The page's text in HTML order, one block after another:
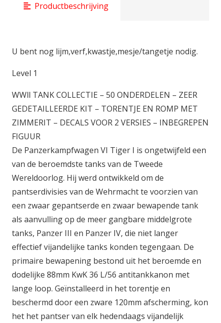
Productbeschrijving
U bent nog lijm,verf,kwastje,mesje/tangetje nodig.
Level 1
WWll TANK COLLECTIE – 50 ONDERDELEN – ZEER
GEDETAILLEERDE KIT – TORENTJE EN ROMP MET
ZIMMERIT – DECALS VOOR 2 VERSIES – INBEGREPEN
FIGUUR
De Panzerkampfwagen VI Tiger I is ongetwijfeld een
van de beroemdste tanks van de Tweede
Wereldoorlog. Hij werd ontwikkeld om de
pantserdivisies van de Wehrmacht te voorzien van
een zwaar gepantserde en zwaar bewapende tank
als aanvulling op de meer gangbare middelgrote
tanks, Panzer III en Panzer IV, die niet langer
effectief vijandelijke tanks konden tegengaan. De
primaire bewapening bestond uit het beroemde en
dodelijke 88mm KwK 36 L/56 antitankkanon met
lange loop. Geïnstalleerd in het torentje en
beschermd door een zware 120mm afscherming, kon
het het pantser van elk hedendaags vijandelijk